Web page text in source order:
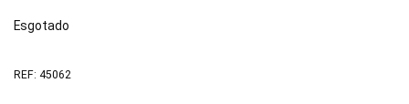
Esgotado
REF: 45062